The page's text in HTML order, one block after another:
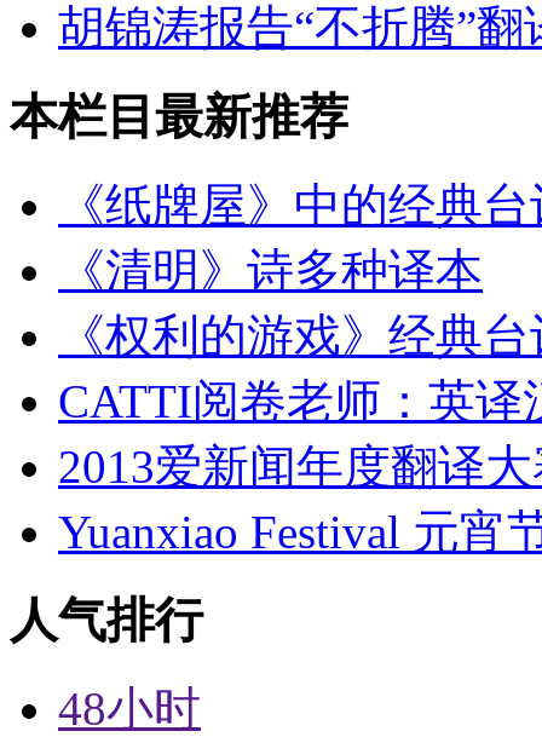
胡锦涛报告“不折腾”
本栏目最新推荐
《纸牌屋》中的经典
《清明》诗多种译本
《权利的游戏》经典
CATTI阅卷老师：英译
2013爱新闻年度翻译
Yuanxiao Festival 元宵
人气排行
48小时